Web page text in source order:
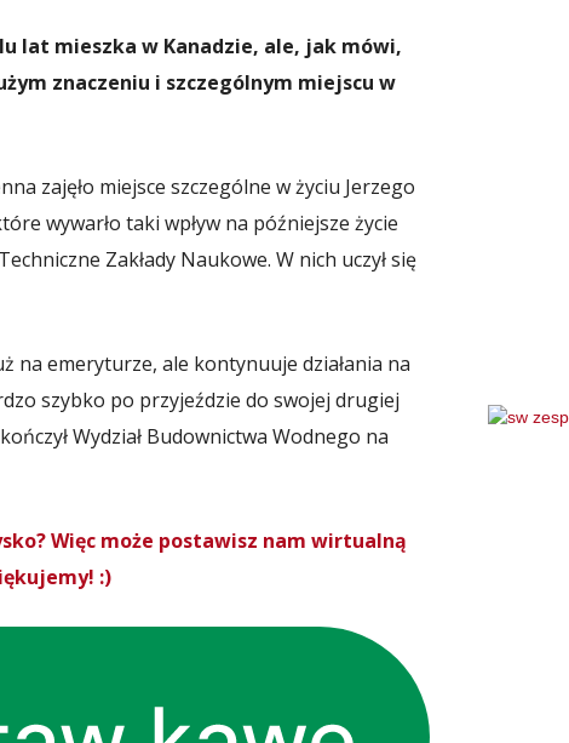
lat mieszka w Kanadzie, ale, jak mówi,
znaczeniu i szczególnym miejscu w
zajęło miejsce szczególne w życiu Jerzego
wywarło taki wpływ na późniejsze życie
Zakłady Naukowe. W nich uczył się
na emeryturze, ale kontynuuje działania na
szybko po przyjeździe do swojej drugiej
Wydział Budownictwa Wodnego na
Więc może postawisz nam wirtualną
:)